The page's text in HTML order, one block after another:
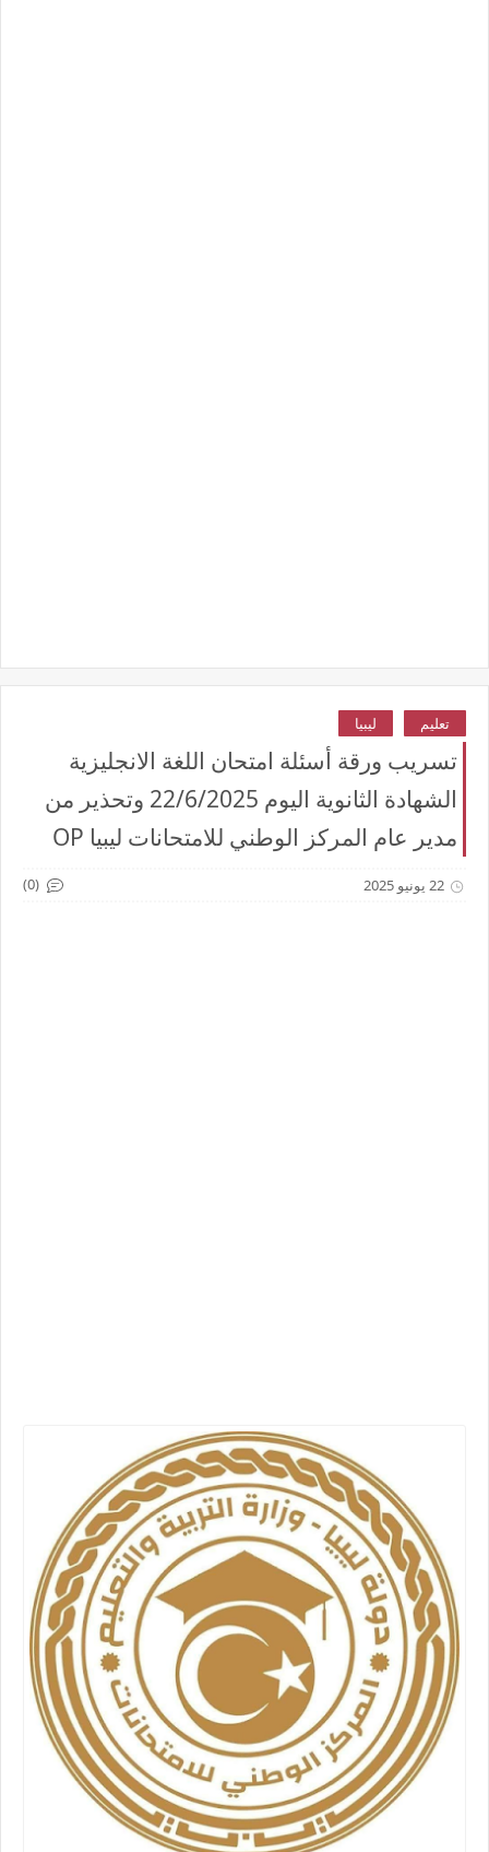
تعليم ليبيا
تسريب ورقة أسئلة امتحان اللغة الانجليزية
الشهادة الثانوية اليوم 22/6/2025 وتحذير من
مدير عام المركز الوطني للامتحانات ليبيا OP
22 يونيو 2025 (0)